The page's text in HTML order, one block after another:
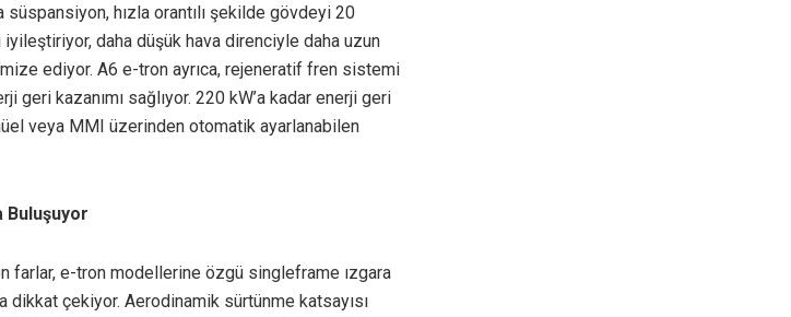
süspansiyon, hızla orantılı şekilde gövdeyi 20
daha düşük hava direnciyle daha uzun
ediyor. A6 e-tron ayrıca, rejeneratif fren sistemi
geri kazanımı sağlıyor. 220 kW’a kadar enerji geri
veya MMI üzerinden otomatik ayarlanabilen
Buluşuyor
farlar, e-tron modellerine özgü singleframe ızgara
dikkat çekiyor. Aerodinamik sürtünme katsayısı